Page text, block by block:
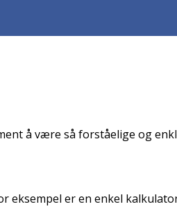
å være så forståelige og
eksempel er en enkel